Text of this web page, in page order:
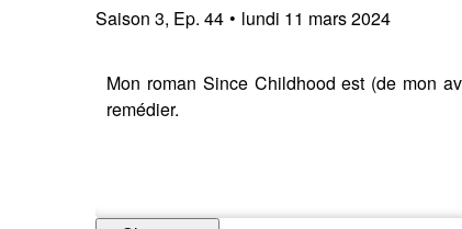
Saison 3, Ep. 44 • lundi 11 mars 2024
Mon roman Since Childhood est (de mon
remédier.